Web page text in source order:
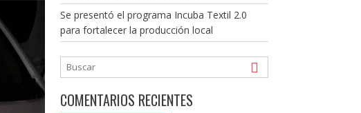
Se presentó el programa Incuba Textil 2.0
para fortalecer la producción local
COMENTARIOS RECIENTES